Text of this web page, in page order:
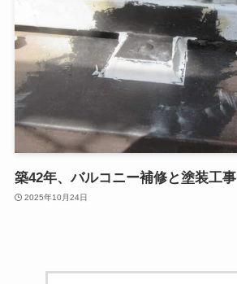
築42年、バルコニー補修と塗装工事
2025年10月24日